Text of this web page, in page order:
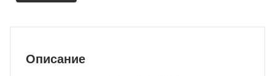
Описание